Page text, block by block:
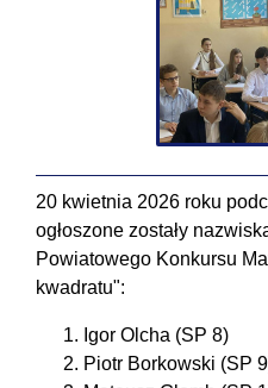
20 kwietnia 2026 roku
ogłoszone zostały
Powiatowego Konkursu
kwadratu":
Igor Olcha (SP 8)
Piotr Borkowski (SP